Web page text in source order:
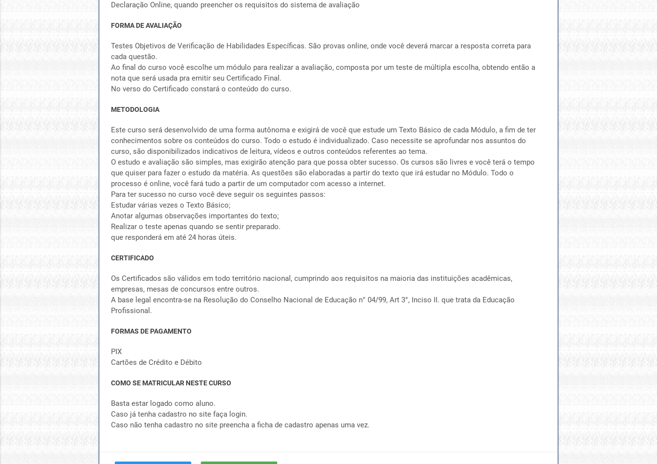
Declaração Online, quando preencher os requisitos do sistema de avaliação
FORMA DE AVALIAÇÃO
Testes Objetivos de Verificação de Habilidades Específicas. São provas online, onde você deverá marcar a resposta correta para
cada questão.
Ao final do curso você escolhe um módulo para realizar a avaliação, composta por um teste de múltipla escolha, obtendo então a
nota que será usada pra emitir seu Certificado Final.
No verso do Certificado constará o conteúdo do curso.
METODOLOGIA
Este curso será desenvolvido de uma forma autônoma e exigirá de você que estude um Texto Básico de cada Módulo, a fim de ter
conhecimentos sobre os conteúdos do curso. Todo o estudo é individualizado. Caso necessite se aprofundar nos assuntos do
curso, são disponibilizados indicativos de leitura, vídeos e outros conteúdos referentes ao tema.
O estudo e avaliação são simples, mas exigirão atenção para que possa obter sucesso. Os cursos são livres e você terá o tempo
que quiser para fazer o estudo da matéria. As questões são elaboradas a partir do texto que irá estudar no Módulo. Todo o
processo é online, você fará tudo a partir de um computador com acesso a internet.
Para ter sucesso no curso você deve seguir os seguintes passos:
Estudar várias vezes o Texto Básico;
Anotar algumas observações importantes do texto;
Realizar o teste apenas quando se sentir preparado.
que responderá em até 24 horas úteis.
CERTIFICADO
Os Certificados são válidos em todo território nacional, cumprindo aos requisitos na maioria das instituições acadêmicas,
empresas, mesas de concursos entre outros.
A base legal encontra-se na Resolução do Conselho Nacional de Educação n° 04/99, Art 3°, Inciso II. que trata da Educação
Profissional.
FORMAS DE PAGAMENTO
PIX
Cartões de Crédito e Débito
COMO SE MATRICULAR NESTE CURSO
Basta estar logado como aluno.
Caso já tenha cadastro no site faça login.
Caso não tenha cadastro no site preencha a ficha de cadastro apenas uma vez.